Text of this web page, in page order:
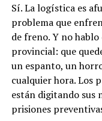
Sí. La logística es
problema que
de freno. Y no
provincial: que
un espanto, un
cualquier hora. Los
están digitando sus
prisiones